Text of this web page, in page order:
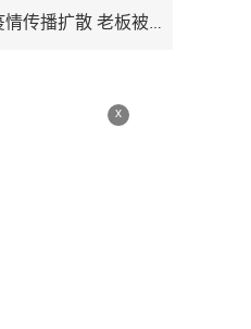
散 老板被刑事立案调查
x